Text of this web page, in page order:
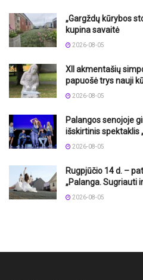
„Gargždų kūrybos
kupina savaitė
2026-08-05
XII akmentašių
papuošė trys nauji
2026-08-05
Palangos senojoje
išskirtinis spektaklis
2026-08-05
Rugpjūčio 14 d. –
„Palanga. Sugriauti
2026-08-05